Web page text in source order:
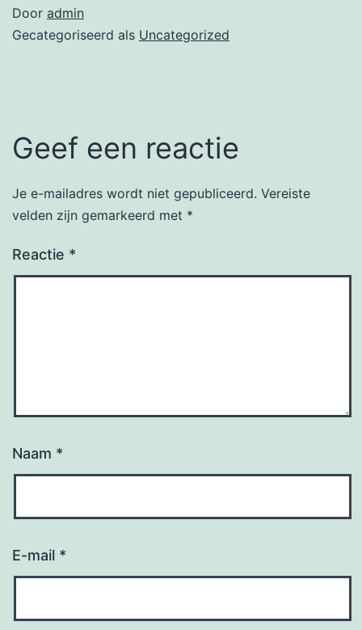
Door admin
Gecategoriseerd als Uncategorized
Geef een reactie
Je e-mailadres wordt niet gepubliceerd. Vereiste
velden zijn gemarkeerd met *
Reactie *
Naam *
E-mail *